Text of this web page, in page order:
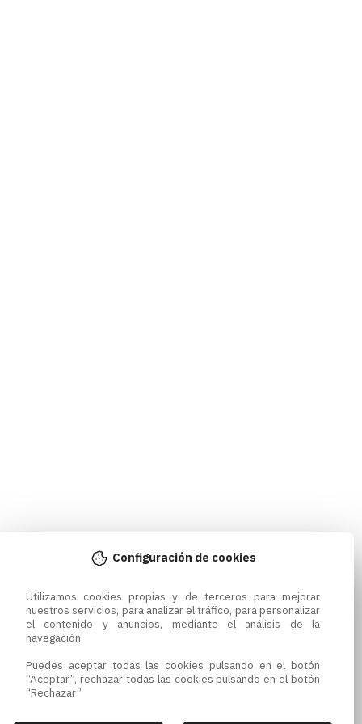
Configuración de cookies
Utilizamos cookies propias y de terceros para mejorar
nuestros servicios, para analizar el tráfico, para personalizar
el contenido y anuncios, mediante el análisis de la
navegación.
Puedes aceptar todas las cookies pulsando en el botón
“Aceptar”, rechazar todas las cookies pulsando en el botón
“Rechazar”